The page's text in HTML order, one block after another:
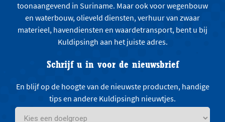
toonaangevend in Suriname. Maar ook voor wegenbouw
en waterbouw, olieveld diensten, verhuur van zwaar
materieel, havendiensten en waardetransport, bent u bij
Kuldipsingh aan het juiste adres.
Schrijf u in voor de nieuwsbrief
En blijf op de hoogte van de nieuwste producten, handige
tips en andere Kuldipsingh nieuwtjes.